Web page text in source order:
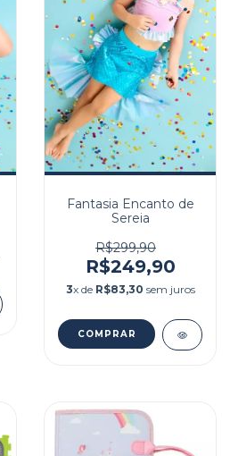
Fantasia Encanto de
Sereia
R$299,90
R$249,90
3x de R$83,30 sem juros
COMPRAR